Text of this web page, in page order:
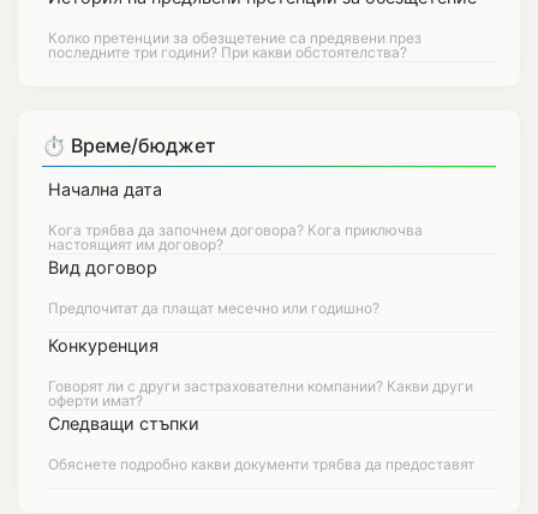
⏱️ Време/бюджет
Начална дата
Вид договор
Конкуренция
Следващи стъпки